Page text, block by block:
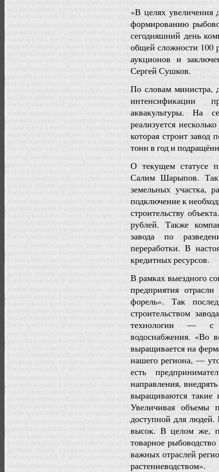
«В целях увеличения
формированию
сегодняшний день
общей сложности 100
аукционов и
Сергей Сушков.
По словам министра,
интенсификации
аквакультуры. На
реализуется
которая строит
тонн в год и
О текущем статусе
Салим Шарыпов. Так,
земельных участка,
подключение к
строительству
рублей. Также
завода по
переработки. В
кредитных ресурсов.
В рамках выездного
предприятия
форель». Так
строительством
технологии — с
водоснабжения. «Во
выращивается на
нашего региона, —
есть
направления,
выращиваются
Увеличивая объемы
доступной для
высок. В целом же,
товарное
важных отраслей
растениеводством».